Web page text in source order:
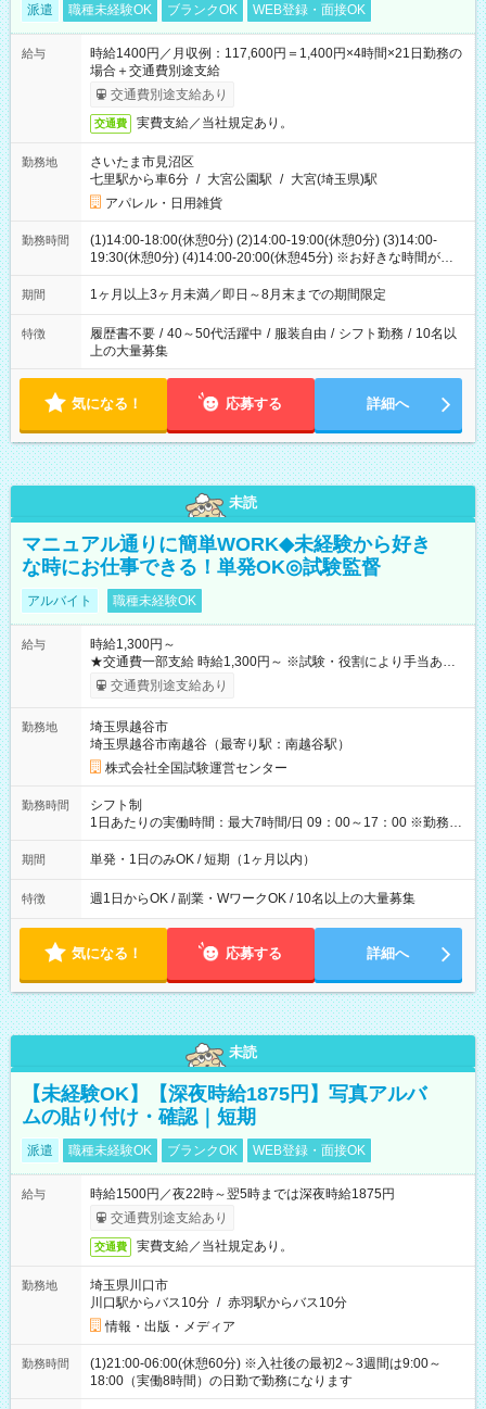
派遣 職種未経験OK ブランクOK WEB登録・面接OK
給与
時給1400円／月収例：117,600円＝1,400円×4時間×21日勤務の
場合＋交通費別途支給
交通費別途支給あり
交通費 実費支給／当社規定あり。
勤務地
さいたま市見沼区
七里駅から車6分 / 大宮公園駅 / 大宮(埼玉県)駅
アパレル・日用雑貨
勤務時間
(1)14:00-18:00(休憩0分) (2)14:00-19:00(休憩0分) (3)14:00-
19:30(休憩0分) (4)14:00-20:00(休憩45分) ※お好きな時間が選べ
ます
期間 1ヶ月以上3ヶ月未満／即日～8月末までの期間限定
特徴 履歴書不要 / 40～50代活躍中 / 服装自由 / シフト勤務 / 10名以
上の大量募集
気になる！ 応募する 詳細へ
未読
マニュアル通りに簡単WORK◆未経験から好き
な時にお仕事できる！単発OK◎試験監督
アルバイト 職種未経験OK
給与
時給1,300円～
★交通費一部支給 時給1,300円～ ※試験・役割により手当あり
※勤務回数により昇給あり 【即給（前払い）オプションあ
り！】 希望される場合、勤務から1週間ほどで給与の一部を受け
例】 ・河合塾模擬試験 8:30～17:30（休憩1時間） 時給1,300円
×8時間＝日収10,400円＋交通費 ※当日の役割により時給＋100
円の場合あり ・国家試験 7:00～13:30（休憩なし） 時給1,300
円（役割手当＋100円）×6時間＝日収8,400円＋交通費 【試用期
間】試用期間なし
交通費別途支給あり
勤務地
埼玉県越谷市
埼玉県越谷市南越谷（最寄り駅：南越谷駅）
株式会社全国試験運営センター
勤務時間
シフト制
1日あたりの実働時間：最大7時間/日 09：00～17：00 ※勤務時
間は 試験により異なります。
期間 単発・1日のみOK / 短期（1ヶ月以内）
特徴 週1日からOK / 副業・WワークOK / 10名以上の大量募集
気になる！ 応募する 詳細へ
未読
【未経験OK】【深夜時給1875円】写真アルバ
ムの貼り付け・確認｜短期
派遣 職種未経験OK ブランクOK WEB登録・面接OK
給与
時給1500円／夜22時～翌5時までは深夜時給1875円
交通費別途支給あり
交通費 実費支給／当社規定あり。
勤務地
埼玉県川口市
川口駅からバス10分 / 赤羽駅からバス10分
情報・出版・メディア
勤務時間
(1)21:00-06:00(休憩60分) ※入社後の最初2～3週間は9:00～
18:00（実働8時間）の日勤で勤務になります